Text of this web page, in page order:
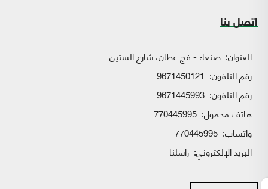
اتصل بنا
العنوان: صنعاء - فج عطان، شارع الستين
رقم التلفون: 9671450121
رقم التلفون: 9671445993
هاتف محمول: 770445995
واتساب:
البريد الإلكتروني: راسلنا